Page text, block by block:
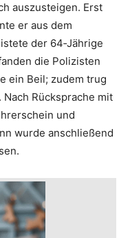
auszusteigen. Erst
er aus dem
der 64‑Jährige
die Polizisten
ein Beil; zudem trug
Rücksprache mit
und
wurde anschließend